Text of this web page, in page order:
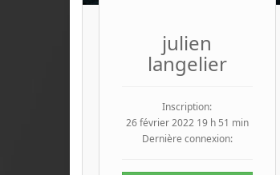
julien
langelier
Inscription:
26 février 2022 19 h 51 min
Dernière connexion: